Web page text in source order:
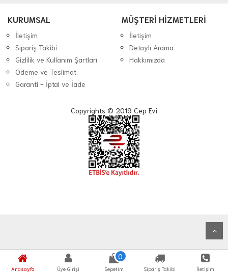
Anasayfa Üye Girişi
0
Sepetim Sipariş Takibi İletişim
KURUMSAL
İletişim
Sipariş Takibi
Gizlilik ve Kullanım Şartları
Ödeme ve Teslimat
Garanti - İptal ve İade
MÜŞTERİ HİZMETLERİ
İletişim
Detaylı Arama
Hakkımızda
Copyrights © 2019 Cep Evi